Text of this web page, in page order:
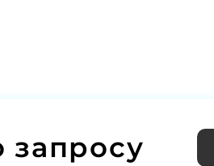
запросу